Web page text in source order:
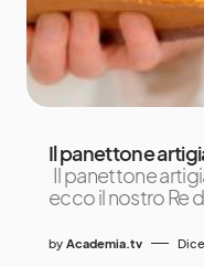
Il panettone
Il panettone
ecco il nostro Re
by Academia.tv